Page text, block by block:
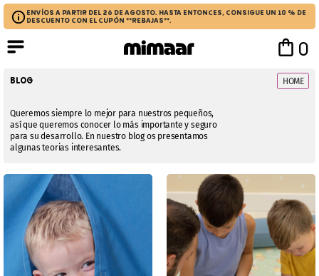
ENVÍOS A PARTIR DEL 26 DE AGOSTO. HASTA ENTONCES, CONSIGUE UN 10 % DE
DESCUENTO CON EL CUPÓN **REBAJAS**.
0
BLOG HOME
Queremos siempre lo mejor para nuestros pequeños,
así que queremos conocer lo más importante y seguro
para su desarrollo. En nuestro blog os presentamos
algunas teorias interesantes.